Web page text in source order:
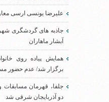
علیرضا یونسی ارسی
جاذبه های گردشگری
آبشار ماهاران
همایش پیاده روی
برگزار شد/ عدم حضور
جلفا، قهرمان مسابقات
دو آذربایجان شرقی شد